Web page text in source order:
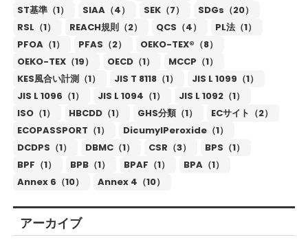
ST基準（1）
SIAA（4） SEK（7）
SDGs（20）
RSL（1）
REACH規則（2） QCS（4）
PL法（1）
PFOA（1）
PFAS（2）
OEKO-TEX®（8）
OEKO-TEX（19）
OECD（1）
MCCP（1）
KES風合い計測（1）
JIS T 8118（1）
JIS L 1099（1）
JIS L 1096（1）
JIS L 1094（1）
JIS L 1092（1）
ISO（1）
HBCDD（1） GHS分類（1）
ECサイト（2）
ECOPASSPORT（1）
DicumylPeroxide（1）
DCDPS（1）
DBMC（1） CSR（3）
BPS（1）
BPF（1）
BPB（1） BPAF（1）
BPA（1）
Annex 6（10）
Annex 4（10）
アーカイブ